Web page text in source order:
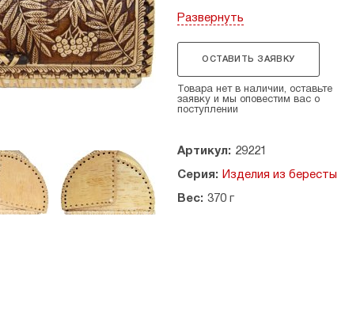
Хлебница покрыта искусной
эксклюзивной авторской
с крышкой - 15 см, без
Развернуть
ОСТАВИТЬ ЗАЯВКУ
Товара нет в наличии, оставьте
заявку и мы оповестим вас о
поступлении
Артикул: 29221
Серия: Изделия из бересты
Вес: 370 г